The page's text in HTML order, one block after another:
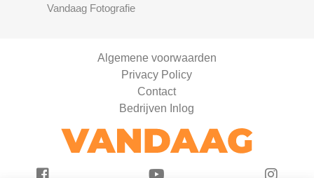
Vandaag Fotografie
Algemene voorwaarden
Privacy Policy
Contact
Bedrijven Inlog